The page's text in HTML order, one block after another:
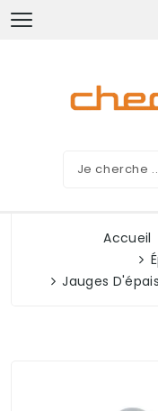
Accueil
Jauges